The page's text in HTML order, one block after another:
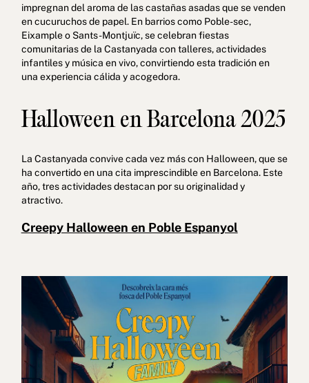
impregnan del aroma de las castañas asadas que se venden
en cucuruchos de papel. En barrios como Poble-sec,
Eixample o Sants-Montjuïc, se celebran fiestas
comunitarias de la Castanyada con talleres, actividades
infantiles y música en vivo, convirtiendo esta tradición en
una experiencia cálida y acogedora.
Halloween en Barcelona 2025
La Castanyada convive cada vez más con Halloween, que se
ha convertido en una cita imprescindible en Barcelona. Este
año, tres actividades destacan por su originalidad y
atractivo.
Creepy Halloween en Poble Espanyol